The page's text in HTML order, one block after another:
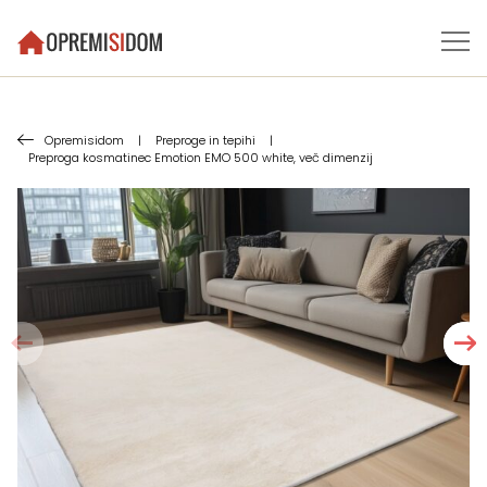
Opremisidom | Preproge in tepihi
|
Preproga kosmatinec Emotion EMO 500 white, več dimenzij